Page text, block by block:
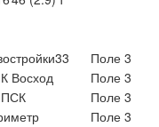
Поле 3
Восход
Поле 3
Поле 3
Поле 3